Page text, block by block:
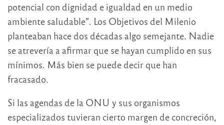
potencial con dignidad e igualdad en un medio
ambiente saludable”. Los Objetivos del Milenio
planteaban hace dos décadas algo semejante. Nadie
se atrevería a afirmar que se hayan cumplido en sus
mínimos. Más bien se puede decir que han
fracasado.
Si las agendas de la ONU y sus organismos
especializados tuvieran cierto margen de concreción,